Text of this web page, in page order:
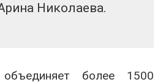
Николаева.
более 1500